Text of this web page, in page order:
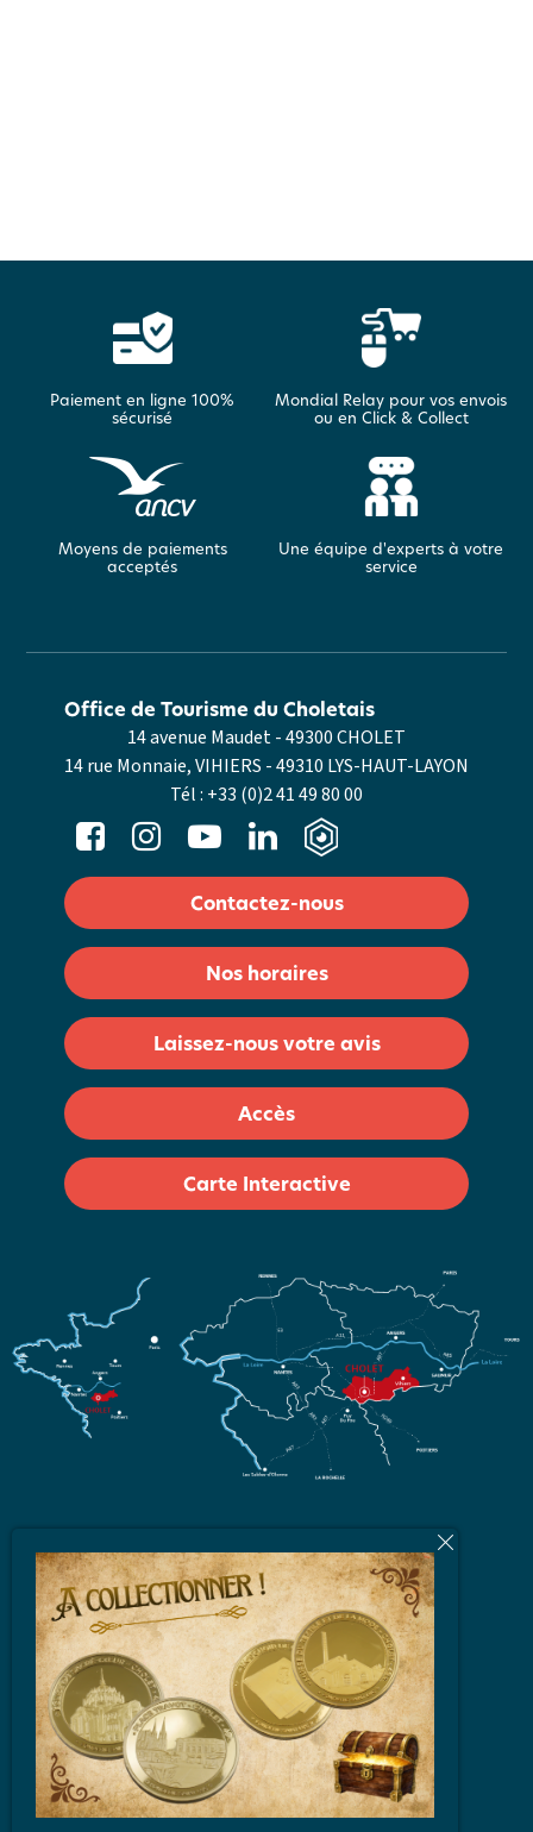
Paiement en ligne 100%
sécurisé
Mondial Relay pour vos envois
ou en Click & Collect
Moyens de paiements
acceptés
Une équipe d'experts à votre
service
14 avenue Maudet - 49300 CHOLET
14 rue Monnaie, VIHIERS - 49310 LYS-HAUT-LAYON
Tél : +33 (0)2 41 49 80 00
Office de Tourisme du Choletais
Contactez-nous
Nos horaires
Laissez-nous votre avis
Accès
Carte Interactive
L'équipe
Brochures et Plans
Vidéos
Espace Partenaires
FAQ
Nos engagements qualité